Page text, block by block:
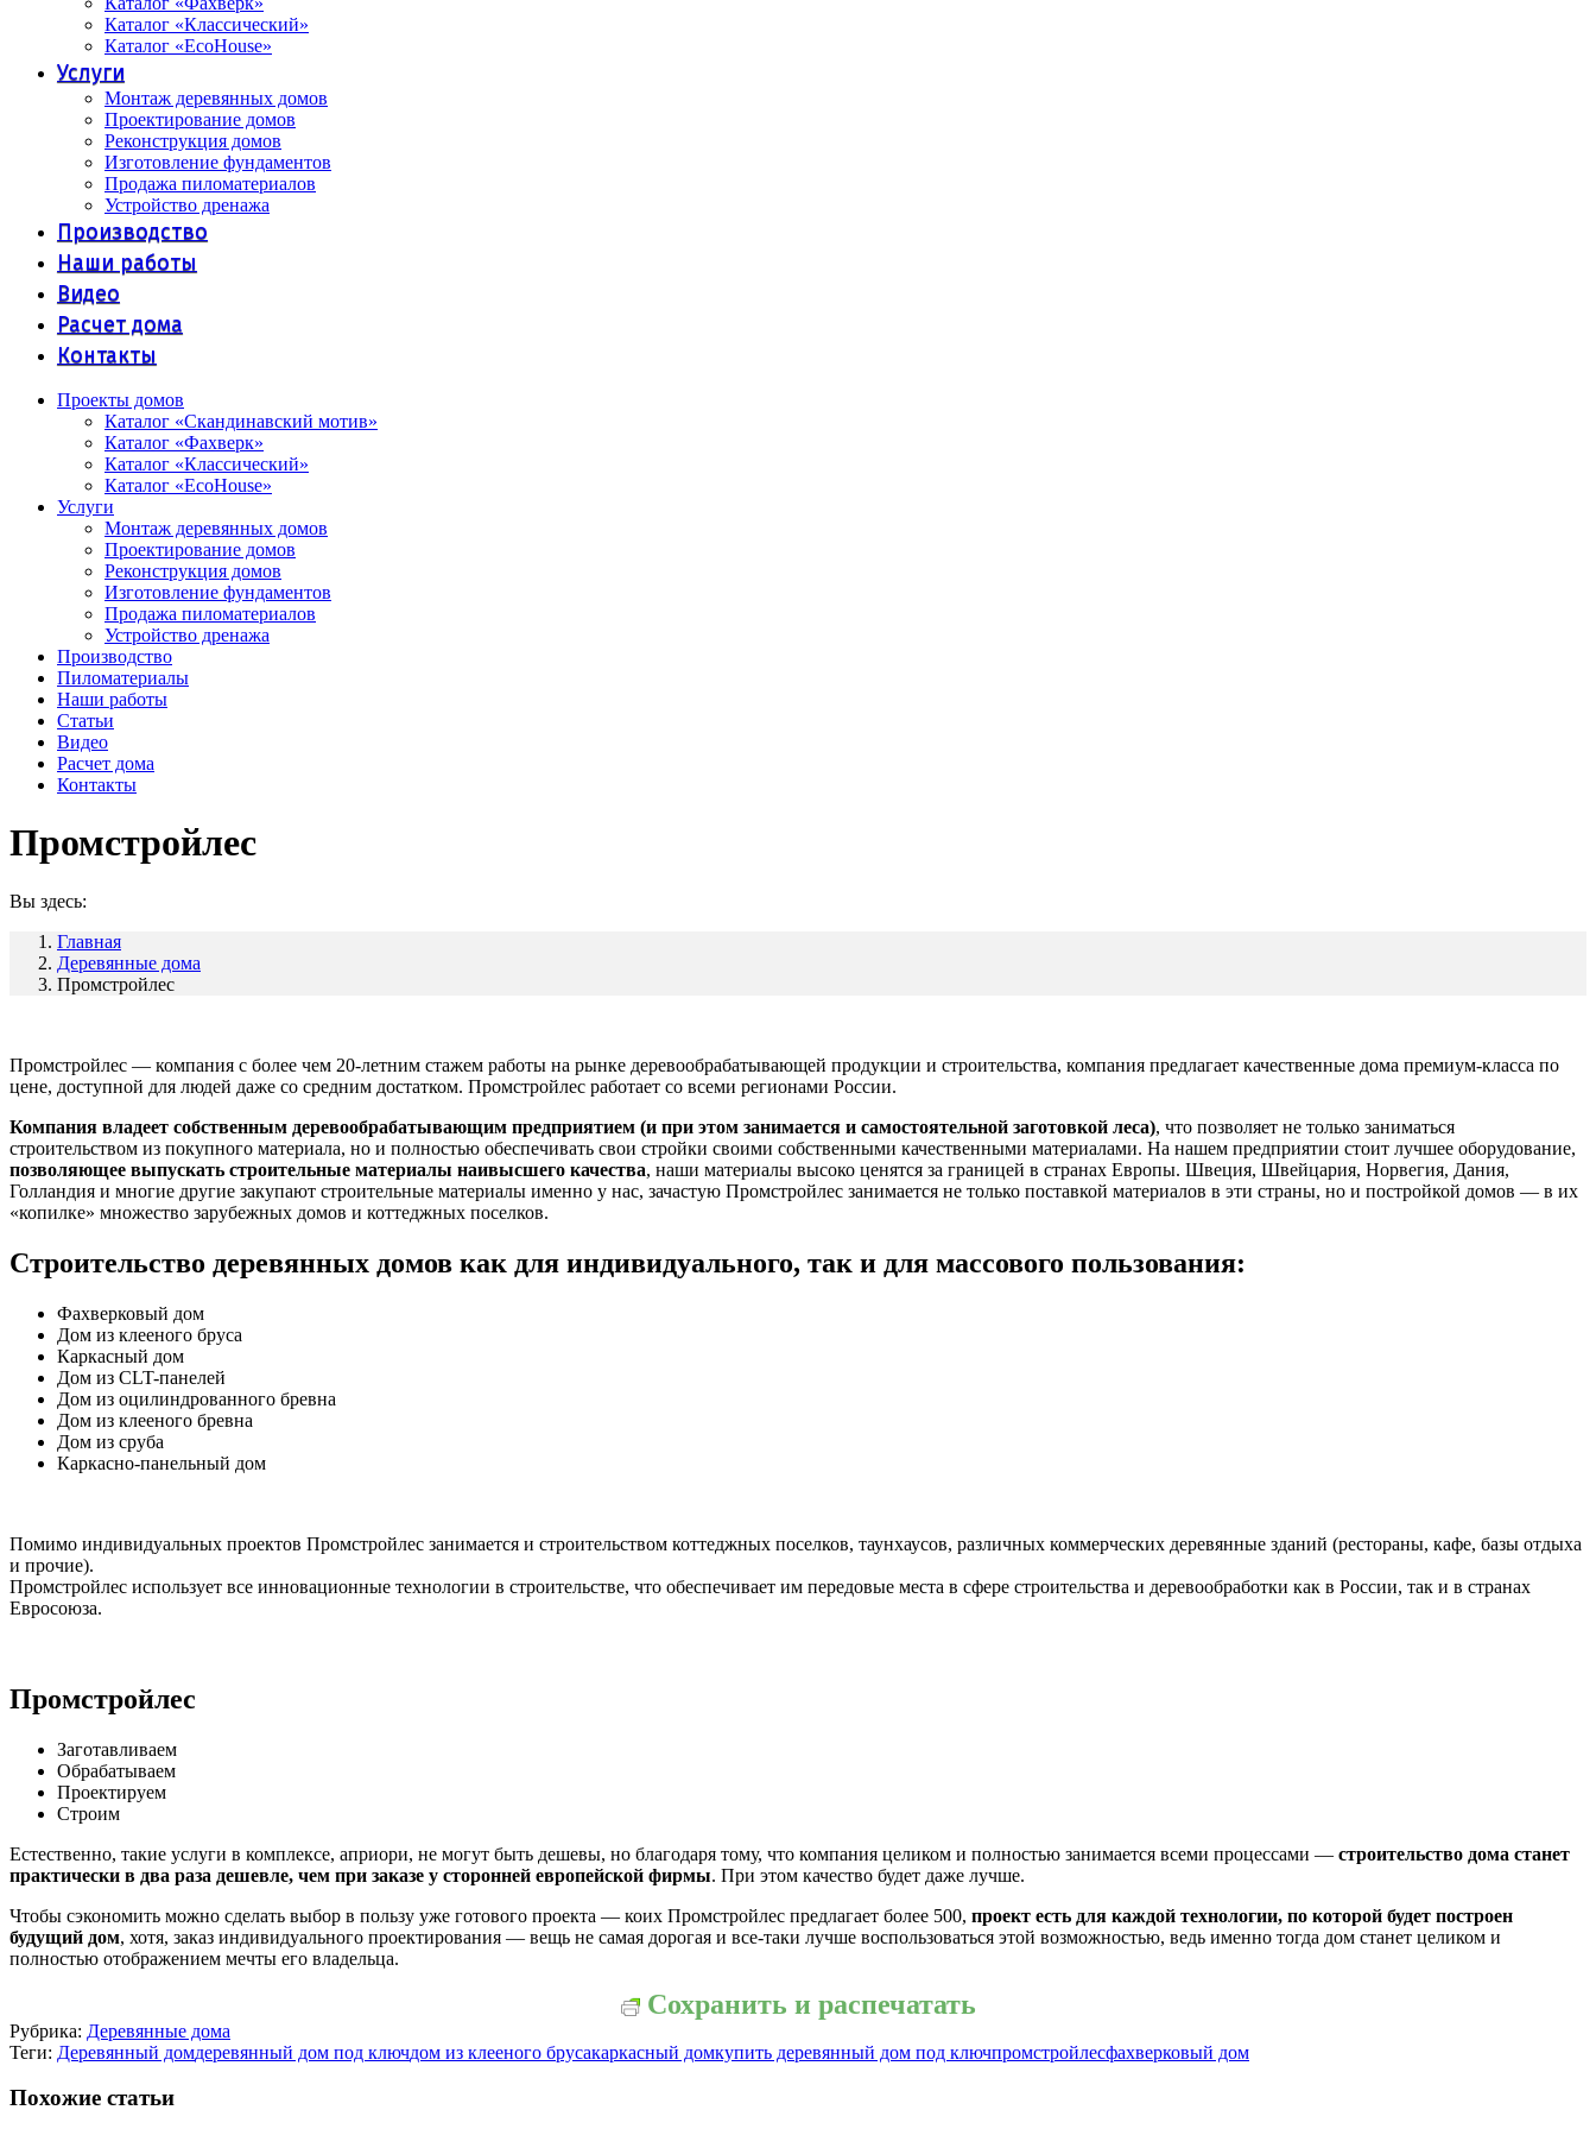
Каталог «Классический»
Каталог «EcoHouse»
Услуги
Монтаж деревянных домов
Проектирование домов
Реконструкция домов
Изготовление фундаментов
Продажа пиломатериалов
Устройство дренажа
Производство
Наши работы
Видео
Расчет дома
Контакты
Проекты домов
Каталог «Скандинавский мотив»
Каталог «Фахверк»
Каталог «Классический»
Каталог «EcoHouse»
Услуги
Монтаж деревянных домов
Проектирование домов
Реконструкция домов
Изготовление фундаментов
Продажа пиломатериалов
Устройство дренажа
Производство
Пиломатериалы
Наши работы
Статьи
Видео
Расчет дома
Контакты
Промстройлес
Вы здесь:
Главная
Деревянные дома
Промстройлес
Промстройлес — компания с более чем 20-летним стажем работы на рынке деревообрабатывающей продукции и строительства, компания предлагает качественные дома премиум-класса по
цене, доступной для людей даже со средним достатком. Промстройлес работает со всеми регионами России.
Компания владеет собственным деревообрабатывающим предприятием (и при этом занимается и самостоятельной заготовкой леса), что позволяет не только заниматься
строительством из покупного материала, но и полностью обеспечивать свои стройки своими собственными качественными материалами. На нашем предприятии стоит лучшее оборудование,
позволяющее выпускать строительные материалы наивысшего качества, наши материалы высоко ценятся за границей в странах Европы. Швеция, Швейцария, Норвегия, Дания,
Голландия и многие другие закупают строительные материалы именно у нас, зачастую Промстройлес занимается не только поставкой материалов в эти страны, но и постройкой домов — в их
«копилке» множество зарубежных домов и коттеджных поселков.
Строительство деревянных домов как для индивидуального, так и для массового пользования:
Фахверковый дом
Дом из клееного бруса
Каркасный дом
Дом из CLT-панелей
Дом из оцилиндрованного бревна
Дом из клееного бревна
Дом из сруба
Каркасно-панельный дом
Помимо индивидуальных проектов Промстройлес занимается и строительством коттеджных поселков, таунхаусов, различных коммерческих деревянные зданий (рестораны, кафе, базы отдыха
и прочие).
Промстройлес использует все инновационные технологии в строительстве, что обеспечивает им передовые места в сфере строительства и деревообработки как в России, так и в странах
Евросоюза.
Промстройлес
Заготавливаем
Обрабатываем
Проектируем
Строим
Естественно, такие услуги в комплексе, априори, не могут быть дешевы, но благодаря тому, что компания целиком и полностью занимается всеми процессами — строительство дома станет
практически в два раза дешевле, чем при заказе у сторонней европейской фирмы. При этом качество будет даже лучше.
Чтобы сэкономить можно сделать выбор в пользу уже готового проекта — коих Промстройлес предлагает более 500, проект есть для каждой технологии, по которой будет построен
будущий дом, хотя, заказ индивидуального проектирования — вещь не самая дорогая и все-таки лучше воспользоваться этой возможностью, ведь именно тогда дом станет целиком и
полностью отображением мечты его владельца.
Сохранить и распечатать
Рубрика: Деревянные дома
Теги: Деревянный домдеревянный дом под ключдом из клееного брусакаркасный домкупить деревянный дом под ключпромстройлесфахверковый дом
Похожие статьи